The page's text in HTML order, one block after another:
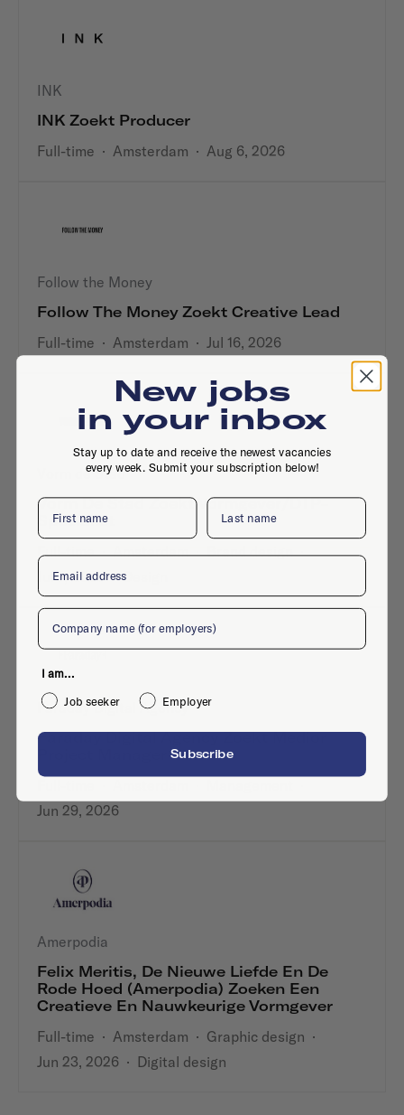
INK
INK Zoekt Producer
Full-time · Amsterdam · Aug 6, 2026
Follow the Money
Follow The Money Zoekt Creative Lead
Full-time · Amsterdam · Jul 16, 2026
Vorm de Stad
Vorm De Stad Zoekt Vormgever/DTP-
Specialist
Full-time·Amsterdam·Brand design·
Jul 7, 2026·Design
Faraday Digital Agency
Faraday Digital Agency Zoekt Medior
Jun 29, 2026
Amerpodia
Felix Meritis, De Nieuwe Liefde En De
Rode Hoed (Amerpodia) Zoeken Een
Creatieve En Nauwkeurige Vormgever
Full-time · Amsterdam · Graphic design ·
Jun 23, 2026 · Digital design
New jobs
in your inbox
Stay up to date and receive the newest vacancies
every week. Submit your subscription below!
First name Last name
Email
Company
I am...
Job seeker
Employer
Subscribe